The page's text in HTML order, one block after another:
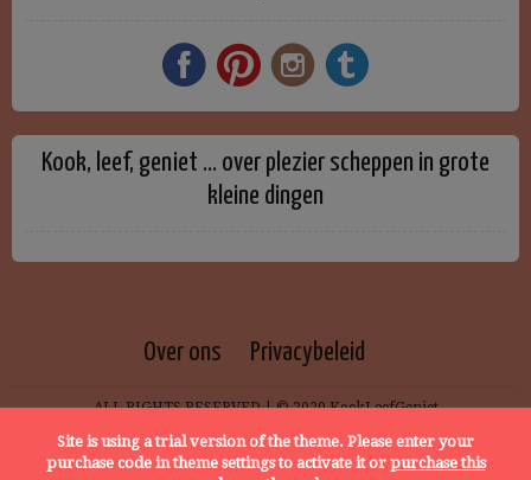
Kook, leef, geniet … over plezier scheppen in grote
kleine dingen
Over ons Privacybeleid
ALL RIGHTS RESERVED | © 2020 KookLeefGeniet
Site is using a trial version of the theme. Please enter your
purchase code in theme settings to activate it or purchase this